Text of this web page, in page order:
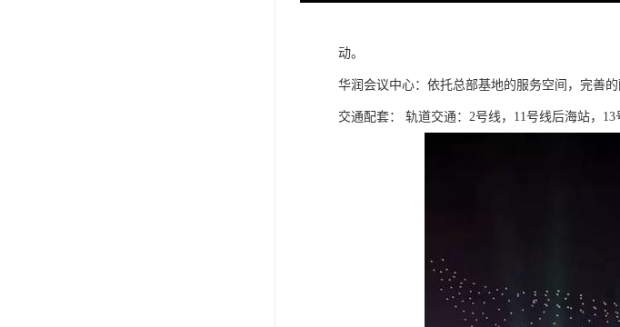
华润发布厅：兼顾会议厅、宴会厅、小型剧场等
动。
华润会议中心：依托总部基地的服务空间，完善
交通配套： 轨道交通：2号线，11号线后海站，13